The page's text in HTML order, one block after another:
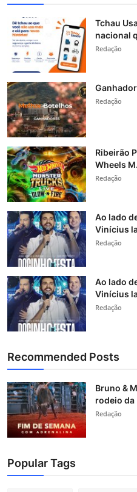
Tchau
nacional
Redação
Redação
Ribeirão
Wheels
Redação
Ao lado
Vinícius
Redação
Ao lado
Vinícius
Redação
Recommended Posts
Bruno &
rodeio da
Redação
Popular Tags